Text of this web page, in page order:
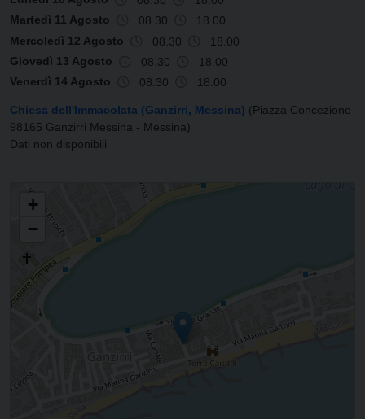
Martedì 11 Agosto
08.30
18.00
Mercoledì 12 Agosto
08.30
18.00
Giovedì 13 Agosto
08.30
18.00
Venerdì 14 Agosto
08.30 18.00
Chiesa dell'Immacolata (Ganzirri, Messina) (Piazza Concezione
98165 Ganzirri Messina - Messina)
Dati non disponibili
PARROCCHIA DI SAN NICOLA DI BARI
+
−